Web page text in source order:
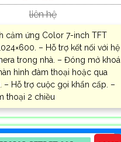
liên hệ
cảm ứng Color 7-inch TFT
– Hỗ trợ kết nối với hệ
trong nhà. – Đóng mở khoá
hình đàm thoại hoặc qua
– Hỗ trợ cuộc gọi khẩn cấp. –
thoại 2 chiều